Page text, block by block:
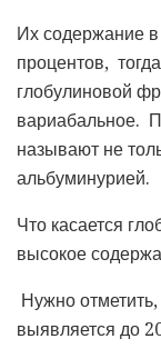
Их содержание
процентов,
глобулиновой
вариабальное.
называют не
альбуминурией.
Что касается
высокое
Нужно
выявляется до